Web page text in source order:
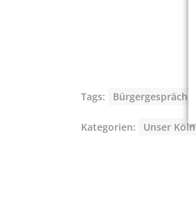
Tags: Bürgergespräche
Kategorien: Unser Köln